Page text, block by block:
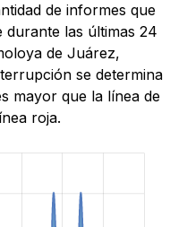
de informes que
durante las últimas 24
de Juárez,
se determina
mayor que la línea de
roja.